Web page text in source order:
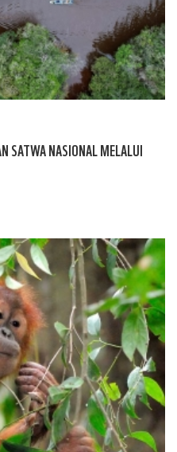
SATWA NASIONAL MELALUI